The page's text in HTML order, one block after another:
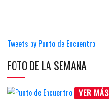
Tweets by Punto de Encuentro
FOTO DE LA SEMANA
VER MÁS